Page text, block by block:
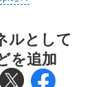
ルとして
を追加